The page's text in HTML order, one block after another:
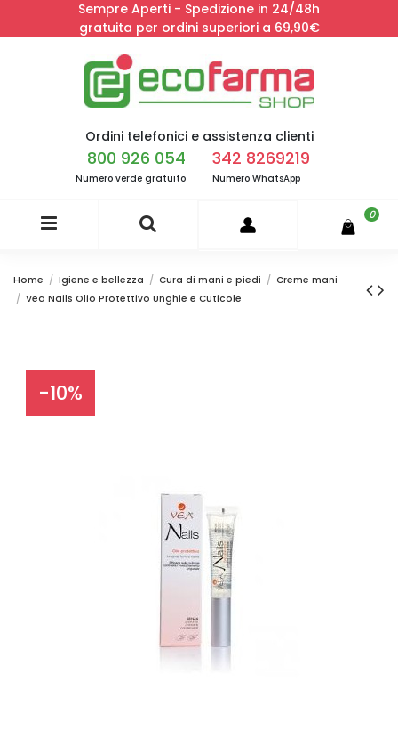
Sempre Aperti - Spedizione in 24/48h
gratuita per ordini superiori a 69,90€
Ordini telefonici e assistenza clienti
800 926 054
Numero verde gratuito
342 8269219
Numero WhatsApp
0
Home Igiene e bellezza Cura di mani e piedi
Creme mani
Vea Nails Olio Protettivo Unghie e Cuticole
-10%